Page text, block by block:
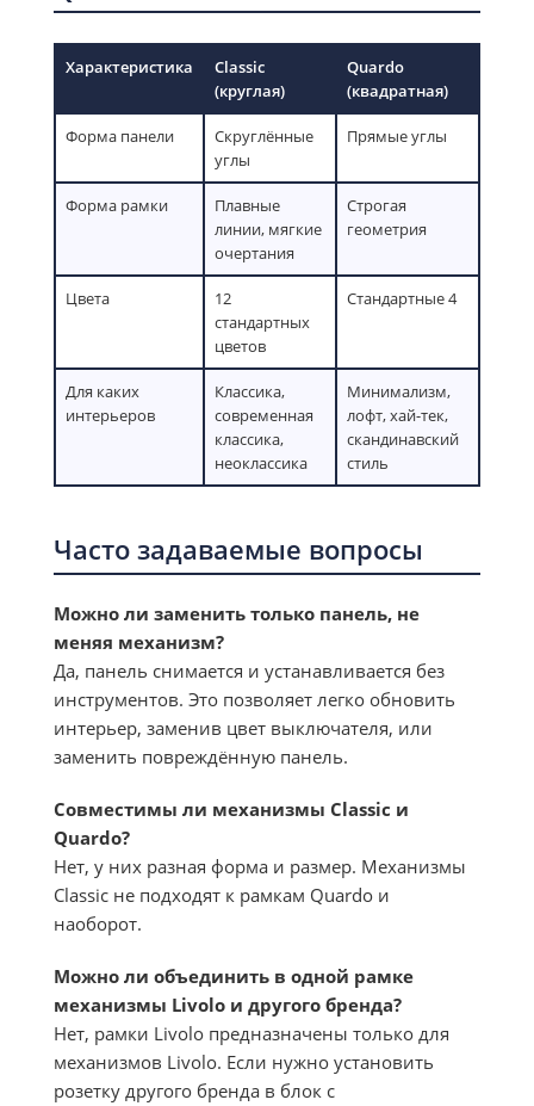
Характеристика
Classic
(круглая)
Quardo
(квадратная)
Форма панели
Скруглённые
углы
Прямые углы
Форма рамки
Плавные
линии, мягкие
очертания
Строгая
геометрия
Цвета
12
стандартных
цветов
Стандартные 4
Для каких
интерьеров
Классика,
современная
классика,
неоклассика
Минимализм,
лофт, хай-тек,
скандинавский
стиль
Часто задаваемые вопросы
Можно ли заменить только панель, не
меняя механизм?
Да, панель снимается и устанавливается без
инструментов. Это позволяет легко обновить
интерьер, заменив цвет выключателя, или
заменить повреждённую панель.
Совместимы ли механизмы Classic и
Quardo?
Нет, у них разная форма и размер. Механизмы
Classic не подходят к рамкам Quardo и
наоборот.
Можно ли объединить в одной рамке
механизмы Livolo и другого бренда?
Нет, рамки Livolo предназначены только для
механизмов Livolo. Если нужно установить
розетку другого бренда в блок с